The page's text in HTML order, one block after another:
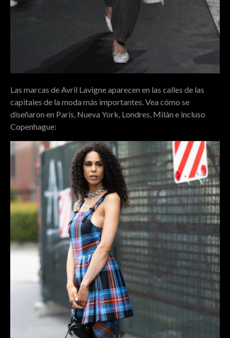
Las marcas de Avril Lavigne aparecen en las calles de las
capitales de la moda más importantes. Vea cómo se
diseñaron en París, Nueva York, Londres, Milán e incluso
Copenhague: